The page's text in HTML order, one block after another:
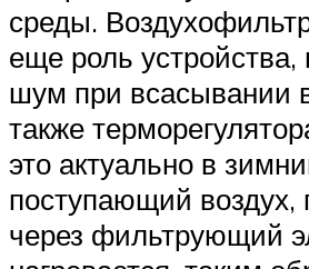
среды.
еще роль
шум при всасывании
также
это актуально в
поступающий воздух,
через фильтрующий